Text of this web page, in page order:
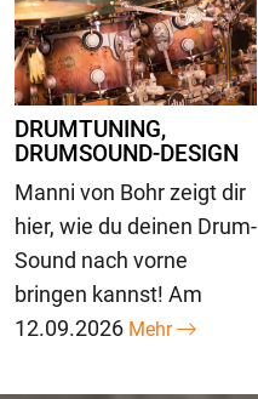
DRUMTUNING,
DRUMSOUND-DESIGN
Manni von Bohr zeigt dir
hier, wie du deinen Drum-
Sound nach vorne
bringen kannst! Am
12.09.2026 Mehr